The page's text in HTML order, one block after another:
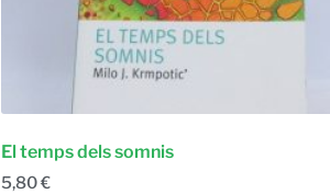
El temps dels somnis
5,80€